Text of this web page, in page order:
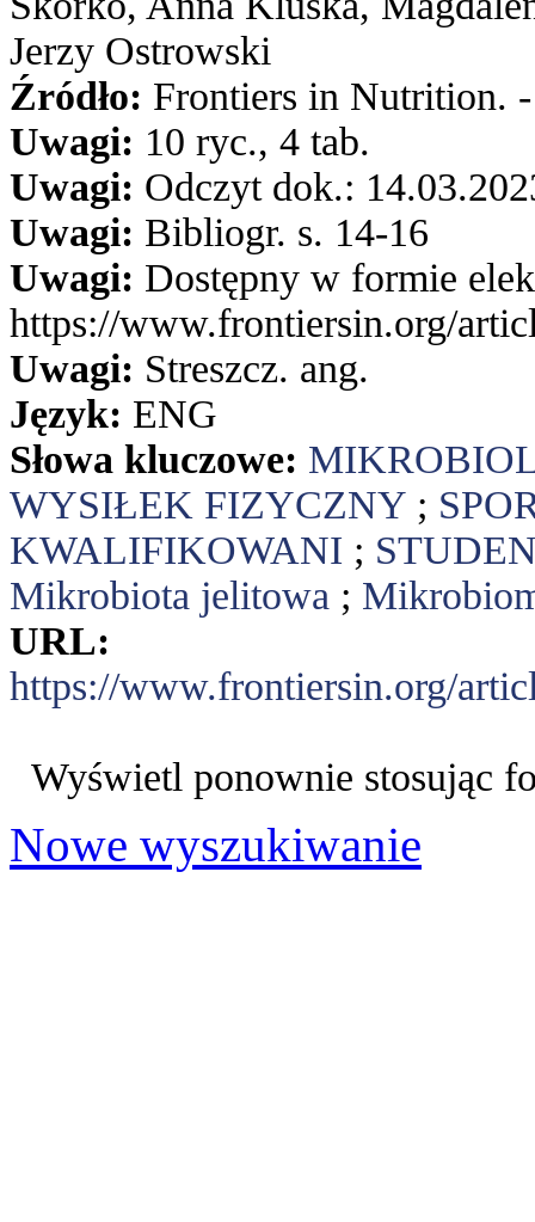
Jerzy Ostrowski
Źródło: Frontiers in Nutrition.
Uwagi: 10 ryc., 4 tab.
Uwagi: Odczyt dok.:
Uwagi: Bibliogr. s. 14-16
Uwagi: Dostępny w formie
https://www.frontiersin.org/
Uwagi: Streszcz. ang.
Język: ENG
Słowa kluczowe:
WYSIŁEK FIZYCZNY ;
KWALIFIKOWANI ;
Mikrobiota jelitowa ;
URL:
https://www.frontiersin.org/
Wyświetl ponownie stosując
Nowe wyszukiwanie